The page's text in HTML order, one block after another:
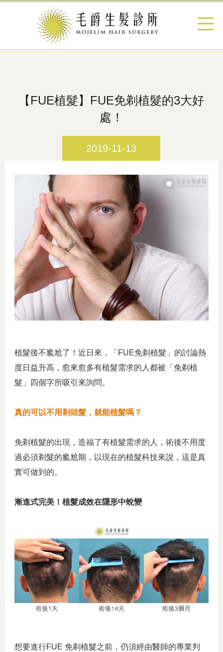
【FUE植髮】FUE免剃植髮的3大好
處！
2019-11-13
植髮後不尷尬了！近日來，「FUE免剃植髮」的討論熱
度日益升高，愈來愈多有植髮需求的人都被「免剃植
髮」四個字所吸引來詢問。
真的可以不用剃頭髮，就能植髮嗎？
免剃植髮的出現，造福了有植髮需求的人，術後不用度
過必須剃髮的尷尬期，以現在的植髮科技來說，這是真
實可做到的。
漸進式完美！植髮成效在隱形中蛻變
想要進行FUE 免剃植髮之前，仍須經由醫師的專業判